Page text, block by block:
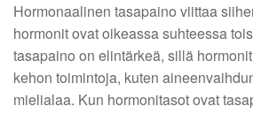
Hormonaalinen tasapaino viittaa
hormonit ovat oikeassa suhteessa
tasapaino on elintärkeä, sillä
kehon toimintoja, kuten
mielialaa. Kun hormonitasot ovat